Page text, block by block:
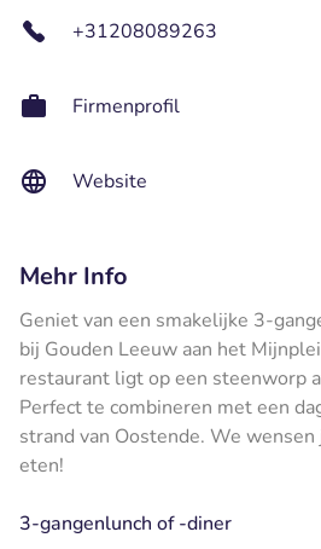
+31208089263
Firmenprofil
Website
Mehr Info
Geniet van een smakelijke 3-
bij Gouden Leeuw aan het
restaurant ligt op een steenworp
Perfect te combineren met een
strand van Oostende. We
eten!
3-gangenlunch of -diner